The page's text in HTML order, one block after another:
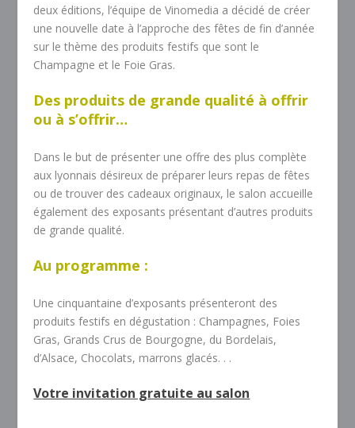
deux éditions, l’équipe de Vinomedia a décidé de créer
une nouvelle date à l’approche des fêtes de fin d’année
sur le thème des produits festifs que sont le
Champagne et le Foie Gras.
Des produits de grande qualité à offrir
ou à s’offrir…
Dans le but de présenter une offre des plus complète
aux lyonnais désireux de préparer leurs repas de fêtes
ou de trouver des cadeaux originaux, le salon accueille
également des exposants présentant d’autres produits
de grande qualité.
Au programme :
Une cinquantaine d’exposants présenteront des
produits festifs en dégustation : Champagnes, Foies
Gras, Grands Crus de Bourgogne, du Bordelais,
d’Alsace, Chocolats, marrons glacés. . .
Votre invitation gratuite au salon